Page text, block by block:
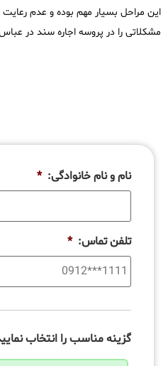
این مراحل بسیار مهم بوده و عدم
مشکلاتی را در پروسه اجاره سند در
نام و نام خانوادگی: *
تلفن تماس: *
گزینه مناسب را انتخاب